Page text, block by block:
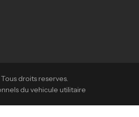
droits reserves.
du vehicule utilitaire